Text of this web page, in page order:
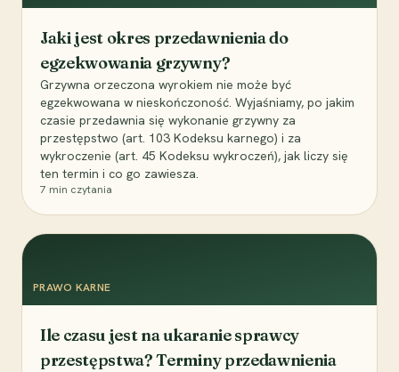
Jaki jest okres przedawnienia do
egzekwowania grzywny?
Grzywna orzeczona wyrokiem nie może być
egzekwowana w nieskończoność. Wyjaśniamy, po jakim
czasie przedawnia się wykonanie grzywny za
przestępstwo (art. 103 Kodeksu karnego) i za
wykroczenie (art. 45 Kodeksu wykroczeń), jak liczy się
ten termin i co go zawiesza.
7 min czytania
PRAWO KARNE
Ile czasu jest na ukaranie sprawcy
przestępstwa? Terminy przedawnienia